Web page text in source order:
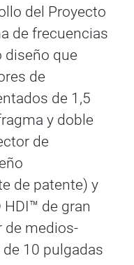
del Proyecto
de frecuencias
diseño que
de
de 1,5
y doble
de
de patente) y
de gran
de medios-
10 pulgadas